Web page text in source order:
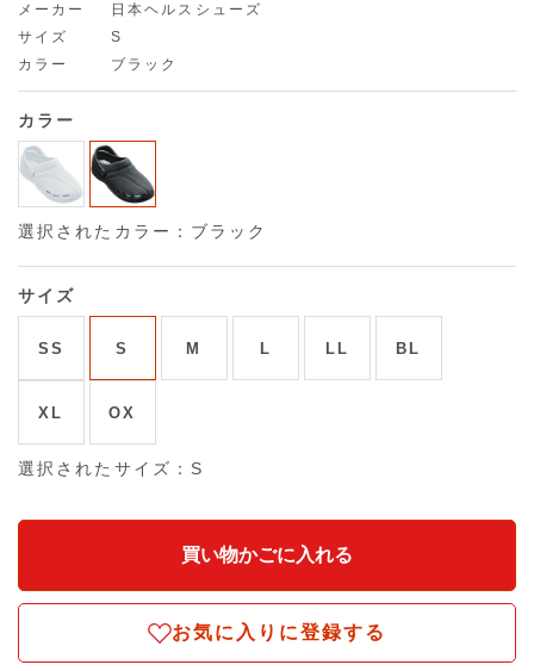
メーカー
日本ヘルスシューズ
サイズ
S
カラー
ブラック
カラー
選択されたカラー：ブラック
サイズ
SS S M L LL BL
XL OX
選択されたサイズ：S
お気に入りに登録する